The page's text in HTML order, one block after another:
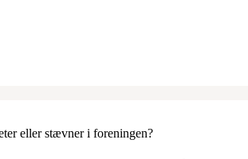
eller stævner i foreningen?